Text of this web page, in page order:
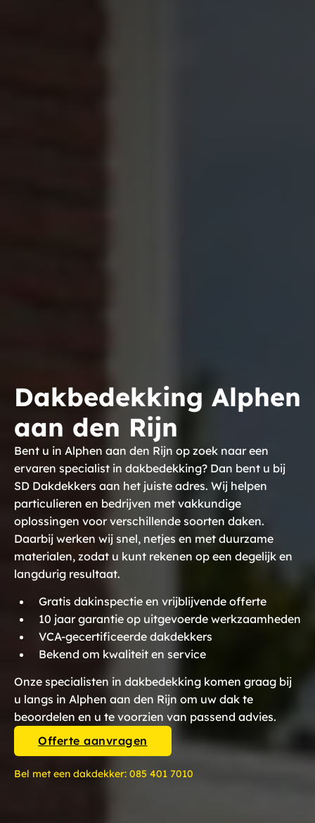
Dakbedekking Alphen
aan den Rijn
Bent u in Alphen aan den Rijn op zoek naar een
ervaren specialist in dakbedekking? Dan bent u bij
SD Dakdekkers aan het juiste adres. Wij helpen
particulieren en bedrijven met vakkundige
oplossingen voor verschillende soorten daken.
Daarbij werken wij snel, netjes en met duurzame
materialen, zodat u kunt rekenen op een degelijk en
langdurig resultaat.
Gratis dakinspectie en vrijblijvende offerte
10 jaar garantie op uitgevoerde werkzaamheden
VCA-gecertificeerde dakdekkers
Bekend om kwaliteit en service
Onze specialisten in dakbedekking komen graag bij
u langs in Alphen aan den Rijn om uw dak te
beoordelen en u te voorzien van passend advies.
Offerte aanvragen
Bel met een dakdekker: 085 401 7010